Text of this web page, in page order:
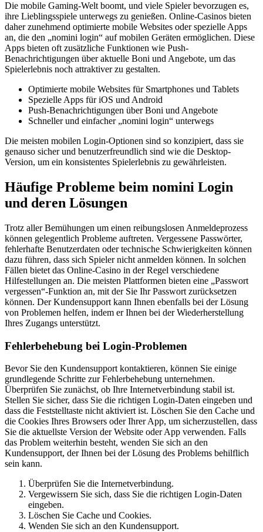
Die mobile Gaming-Welt boomt, und viele Spieler bevorzugen es,
ihre Lieblingsspiele unterwegs zu genießen. Online-Casinos bieten
daher zunehmend optimierte mobile Websites oder spezielle Apps
an, die den „nomini login“ auf mobilen Geräten ermöglichen. Diese
Apps bieten oft zusätzliche Funktionen wie Push-
Benachrichtigungen über aktuelle Boni und Angebote, um das
Spielerlebnis noch attraktiver zu gestalten.
Optimierte mobile Websites für Smartphones und Tablets
Spezielle Apps für iOS und Android
Push-Benachrichtigungen über Boni und Angebote
Schneller und einfacher „nomini login“ unterwegs
Die meisten mobilen Login-Optionen sind so konzipiert, dass sie
genauso sicher und benutzerfreundlich sind wie die Desktop-
Version, um ein konsistentes Spielerlebnis zu gewährleisten.
Häufige Probleme beim nomini Login
und deren Lösungen
Trotz aller Bemühungen um einen reibungslosen Anmeldeprozess
können gelegentlich Probleme auftreten. Vergessene Passwörter,
fehlerhafte Benutzerdaten oder technische Schwierigkeiten können
dazu führen, dass sich Spieler nicht anmelden können. In solchen
Fällen bietet das Online-Casino in der Regel verschiedene
Hilfestellungen an. Die meisten Plattformen bieten eine „Passwort
vergessen“-Funktion an, mit der Sie Ihr Passwort zurücksetzen
können. Der Kundensupport kann Ihnen ebenfalls bei der Lösung
von Problemen helfen, indem er Ihnen bei der Wiederherstellung
Ihres Zugangs unterstützt.
Fehlerbehebung bei Login-Problemen
Bevor Sie den Kundensupport kontaktieren, können Sie einige
grundlegende Schritte zur Fehlerbehebung unternehmen.
Überprüfen Sie zunächst, ob Ihre Internetverbindung stabil ist.
Stellen Sie sicher, dass Sie die richtigen Login-Daten eingeben und
dass die Feststelltaste nicht aktiviert ist. Löschen Sie den Cache und
die Cookies Ihres Browsers oder Ihrer App, um sicherzustellen, dass
Sie die aktuellste Version der Website oder App verwenden. Falls
das Problem weiterhin besteht, wenden Sie sich an den
Kundensupport, der Ihnen bei der Lösung des Problems behilflich
sein kann.
Überprüfen Sie die Internetverbindung.
Vergewissern Sie sich, dass Sie die richtigen Login-Daten
eingeben.
Löschen Sie Cache und Cookies.
Wenden Sie sich an den Kundensupport.